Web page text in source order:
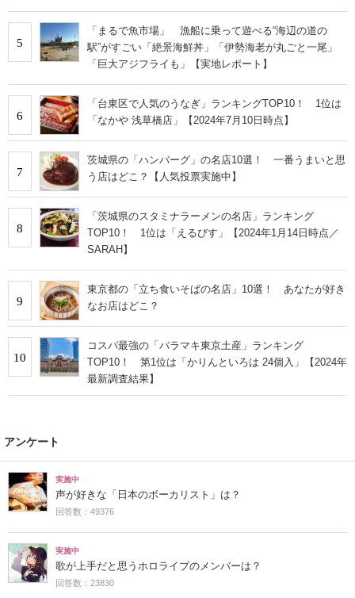
5
「まるで魚市場」 漁船に乗って遊べる“海辺の道の
駅”がすごい「絶景海鮮丼」「伊勢海老が丸ごと一尾」
「巨大アジフライも」【実地レポート】
6
「台東区で人気のうなぎ」ランキングTOP10！ 1位は
「なかや 浅草橋店」【2024年7月10日時点】
7
茨城県の「ハンバーグ」の名店10選！ 一番うまいと思
う店はどこ？【人気投票実施中】
8
「茨城県のスタミナラーメンの名店」ランキング
TOP10！ 1位は「えるびす」【2024年1月14日時点／
SARAH】
9
東京都の「立ち食いそばの名店」10選！ あなたが好き
なお店はどこ？
10
コスパ最強の「バラマキ東京土産」ランキング
TOP10！ 第1位は「かりんといろは 24個入」【2024年
最新調査結果】
アンケート
実施中
声が好きな「日本のボーカリスト」は？
回答数：49376
実施中
歌が上手だと思うホロライブのメンバーは？
回答数：23830